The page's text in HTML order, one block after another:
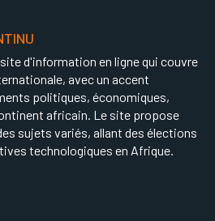
d'information en ligne qui couvre
avec un accent
politiques, économiques,
africain. Le site propose
sujets variés, allant des élections
technologiques en Afrique.